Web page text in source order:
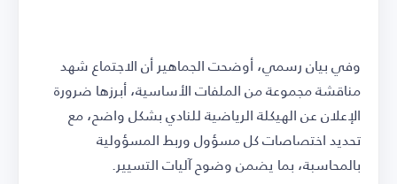
وفي بيان رسمي، أوضحت الجماهير أن الاجتماع شهد
مناقشة مجموعة من الملفات الأساسية، أبرزها ضرورة
الإعلان عن الهيكلة الرياضية للنادي بشكل واضح، مع
تحديد اختصاصات كل مسؤول وربط المسؤولية
بالمحاسبة، بما يضمن وضوح آليات التسيير.